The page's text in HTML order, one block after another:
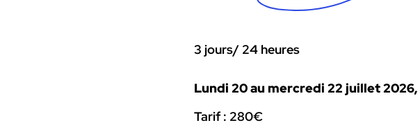
3 jours/ 24 heures
Lundi 20 au mercredi 22 juillet 2026,
Tarif : 280€